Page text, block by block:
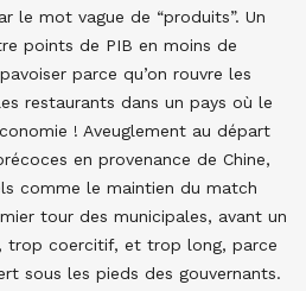
le mot vague de “produits”. Un
points de PIB en moins de
parce qu’on rouvre les
restaurants dans un pays où le
! Aveuglement au départ
en provenance de Chine,
comme le maintien du match
tour des municipales, avant un
trop coercitif, et trop long, parce
sous les pieds des gouvernants.